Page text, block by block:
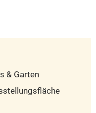
& Garten